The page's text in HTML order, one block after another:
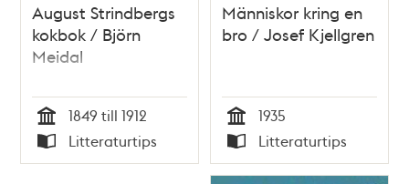
August Strindbergs
kokbok / Björn
Meidal
Tid
1849 till 1912
Typ
Litteraturtips
Människor kring en
bro / Josef Kjellgren
Tid
1935
Typ
Litteraturtips